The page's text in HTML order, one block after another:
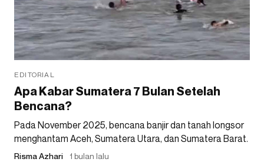
EDITORIAL
Apa Kabar Sumatera 7 Bulan Setelah
Bencana?
Pada November 2025, bencana banjir dan tanah longsor
menghantam Aceh, Sumatera Utara, dan Sumatera Barat.
Risma Azhari 1 bulan lalu